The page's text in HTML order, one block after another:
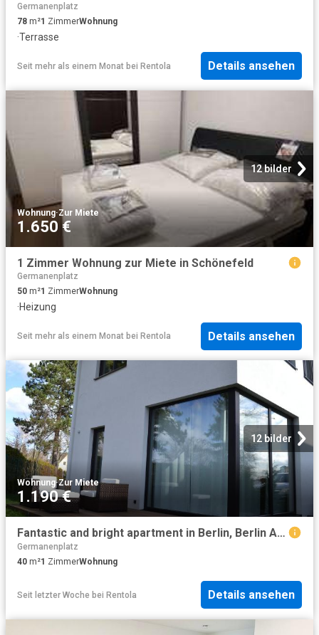
Germanenplatz
78 m²1 ZimmerWohnung
·Terrasse
Seit mehr als einem Monat bei Rentola Details ansehen
12 bilder
Wohnung·Zur Miete
1.650 €
1 Zimmer Wohnung zur Miete in Schönefeld
Germanenplatz
50 m²1 ZimmerWohnung
·Heizung
Seit mehr als einem Monat bei Rentola Details ansehen
12 bilder
Wohnung·Zur Miete
1.190 €
Fantastic and bright apartment in Berlin, Berlin Amsterdam Apartments for Rent
Germanenplatz
40 m²1 ZimmerWohnung
Seit letzter Woche bei Rentola Details ansehen